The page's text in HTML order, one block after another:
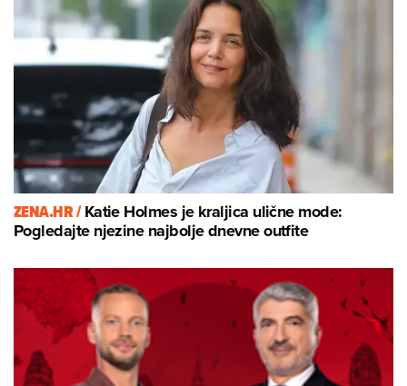
ZENA.HR /Katie Holmes je kraljica ulične mode:
Pogledajte njezine najbolje dnevne outfite